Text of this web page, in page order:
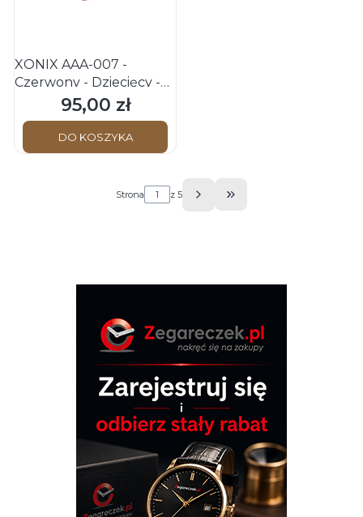
XONIX AAA-007 -
Czerwony - Dziecięcy -
Zegarek na pasku
Cena
95,00 zł
DO KOSZYKA
Strona z 5
Przejdź do ostatniej